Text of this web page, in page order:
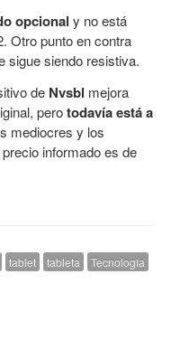
opcional y no está
Otro punto en contra
sigue siendo resistiva.
de Nvsbl mejora
perotodavía está a
mediocres y los
informado es de
tablet tableta Tecnología